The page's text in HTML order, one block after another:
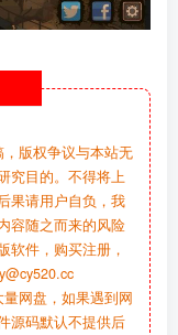
版权争议与本站无
究目的。不得将上
果请用户自负，我
容随之而来的风险
软件，购买注册，
网盘，如果遇到网
源码默认不提供后